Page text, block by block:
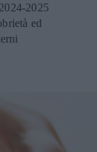
2025
ed